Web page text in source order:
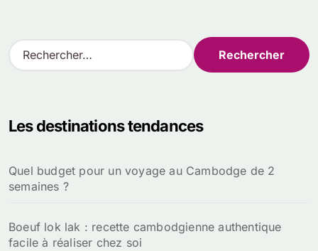
R
e
r
e
r
Les destinations tendances
Quel budget pour un voyage au Cambodge de 2
semaines ?
Boeuf lok lak : recette cambodgienne authentique
facile à réaliser chez soi